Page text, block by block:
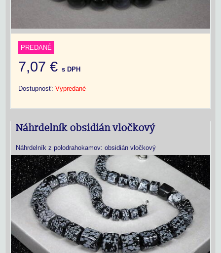
PREDANÉ
7,07 € s DPH
Dostupnosť: Vypredané
Náhrdelník obsidián vločkový
Náhrdelník z polodrahokamov: obsidián vločkový